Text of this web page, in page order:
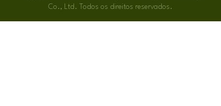
Co., Ltd. Todos os direitos reservados.